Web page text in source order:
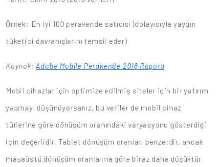
Örnek: En iyi 100 perakende satıcısı (dolayısıyla yaygın
tüketici davranışlarını temsil eder)
Kaynak:Adobe Mobile Perakende 2016 Raporu
Mobil cihazlar için optimize edilmiş siteler için bir yatırım
yapmayı düşünüyorsanız, bu veriler de mobil cihaz
türlerine göre dönüşüm oranındaki varyasyonu gösterdiği
için değerlidir. Tablet dönüşüm oranları benzerdir, ancak
masaüstü dönüşüm oranlarına göre biraz daha düşüktür.